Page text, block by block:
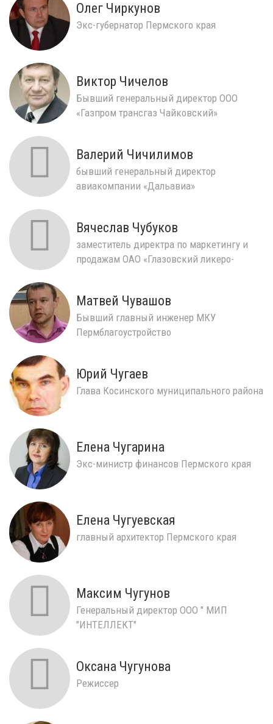
Олег Чиркунов
Экс-губернатор Пермского края
Виктор Чичелов
Бывший генеральный директор ООО
«Газпром трансгаз Чайковский»
Валерий Чичилимов
бывший генеральный директор
авиакомпании «Дальавиа»
Вячеслав Чубуков
заместитель директра по маркетингу и
продажам ОАО «Глазовский ликеро-
Матвей Чувашов
Бывший главный инженер МКУ
Пермблагоустройство
Юрий Чугаев
Глава Косинского муниципального района
Елена Чугарина
Экс-министр финансов Пермского края
Елена Чугуевская
главный архитектор Пермского края
Максим Чугунов
Генеральный директор ООО " МИП
"ИНТЕЛЛЕКТ"
Оксана Чугунова
Режиссер